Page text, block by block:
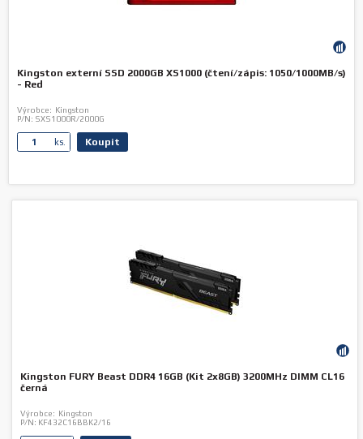
Kingston externí SSD 2000GB XS1000 (čtení/zápis: 1050/1000MB/s)
- Red
Výrobce: Kingston
P/N: SXS1000R/2000G
ks. Koupit
Kingston FURY Beast DDR4 16GB (Kit 2x8GB) 3200MHz DIMM CL16
černá
Výrobce: Kingston
P/N: KF432C16BBK2/16